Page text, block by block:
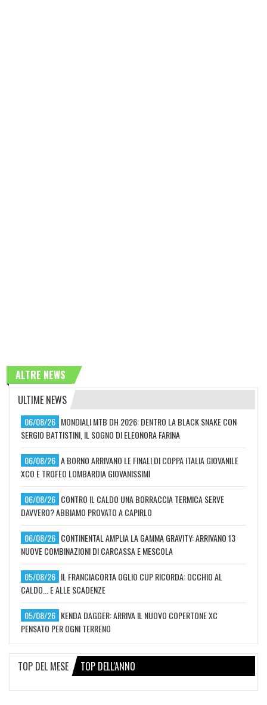
ALTRE NEWS
ULTIME NEWS
06/08/26 MONDIALI MTB DH 2026: DENTRO LA BLACK SNAKE CON
SERGIO BATTISTINI, IL SOGNO DI ELEONORA FARINA
06/08/26 A BORNO ARRIVANO LE FINALI DI COPPA ITALIA GIOVANILE
XCO E TROFEO LOMBARDIA GIOVANISSIMI
06/08/26 CONTRO IL CALDO UNA BORRACCIA TERMICA SERVE
DAVVERO? ABBIAMO PROVATO A CAPIRLO
06/08/26 CONTINENTAL AMPLIA LA GAMMA GRAVITY: ARRIVANO 13
NUOVE COMBINAZIONI DI CARCASSA E MESCOLA
05/08/26 IL FRANCIACORTA OGLIO CUP RICORDA: OCCHIO AL
CALDO... E ALLE SCADENZE
05/08/26 KENDA DAGGER: ARRIVA IL NUOVO COPERTONE XC
PENSATO PER OGNI TERRENO
TOP DEL MESE TOP DELL'ANNO